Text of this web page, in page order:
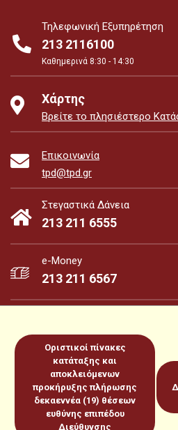
Τηλεφωνική Εξυπηρέτηση
213 2116100
Καθημερινά 8:30 - 14:30
Χάρτης
Βρείτε το πλησιέστερο
Επικοινωνία
tpd@tpd.gr
Στεγαστικά Δάνεια
213 211 6555
e-Money
213 211 6567
e-Money
Sitemap Πολιτική για Cookies
ΔεδομένωνΌροι χρήσεως
Οριστικοί πίνακες
κατάταξης και
αποκλειόμενων
προκήρυξης πλήρωσης
δεκαεννέα (19) θέσεων
ευθύνης επιπέδου
Διεύθυνσης